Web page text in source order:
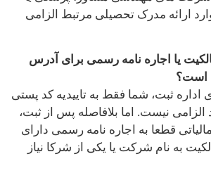
ارائه مدرک تحصیلی مرتبط الزامی
مالکیت یا اجاره نامه رسمی برای آدرس
است؟
اداره ثبت، شما فقط به تاییدیه کد پستی
الزامی نیست. اما بلافاصله پس از ثبت،
قطعا به اجاره نامه رسمی دارای
به نام شرکت یا یکی از شرکا نیاز